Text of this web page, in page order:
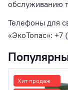
обслуживанию
Телефоны для
«ЭкоТопас»:
Хит продаж